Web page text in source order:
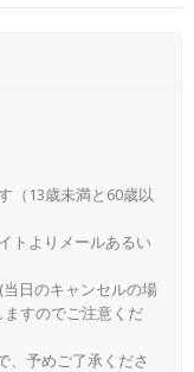
（13歳未満と60歳以
トよりメールあるい
日のキャンセルの場
すのでご注意くだ
、予めご了承くださ